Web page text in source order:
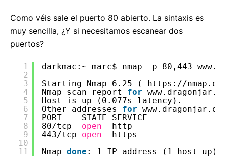
Como véis sale el puerto 80 abierto. La sintaxis es
muy sencilla, ¿Y si necesitamos escanear dos
puertos?
1
2
3
4
5
6
7
8
9
10
11
darkmac:~ marc$ nmap -p 80,443
Starting Nmap 6.25 ( https: //nmap
Nmap scan report for
Host is up (0.077s latency).
Other addresses for
PORT    STATE SERVICE
80/tcp open
http
443/tcp open
https
Nmap done : 1 IP address (1 host up)